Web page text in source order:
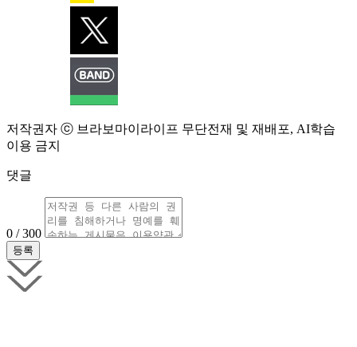
저작권자 ⓒ 브라보마이라이프 무단전재 및 재배포, AI학습
이용 금지
댓글
0 / 300